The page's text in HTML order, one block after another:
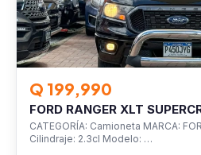
Q 199,990
FORD RANGER XLT
CATEGORÍA: Camioneta MARCA:
Cilindraje: 2.3cl Modelo: …